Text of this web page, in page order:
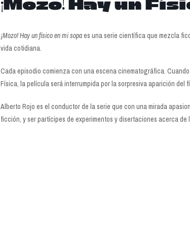
¡Mozo! Hay un
¡Mozo! Hay un físico en mi sopaes una serie científica que mezcla
vida cotidiana.
Cada episodio comienza con una escena cinematográfica.
Física, la película será interrumpida por la sorpresiva aparición del
Alberto Rojo es el conductor de la serie que con una mirada
ficción, y ser partícipes de experimentos y disertaciones acerca